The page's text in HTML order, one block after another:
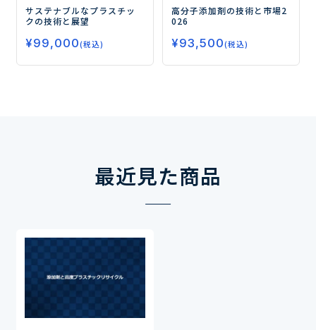
サステナブルなプラスチッ
クの技術と展望
¥99,000(税込)
高分子添加剤の技術と市場2
026
¥93,500(税込)
最近見た商品